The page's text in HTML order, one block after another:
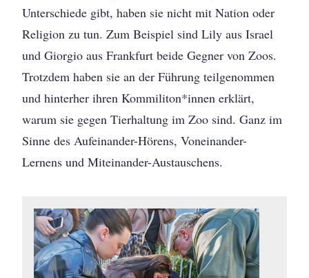
Unterschiede gibt, haben sie nicht mit Nation oder
Religion zu tun. Zum Beispiel sind Lily aus Israel
und Giorgio aus Frankfurt beide Gegner von Zoos.
Trotzdem haben sie an der Führung teilgenommen
und hinterher ihren Kommiliton*innen erklärt,
warum sie gegen Tierhaltung im Zoo sind. Ganz im
Sinne des Aufeinander-Hörens, Voneinander-
Lernens und Miteinander-Austauschens.